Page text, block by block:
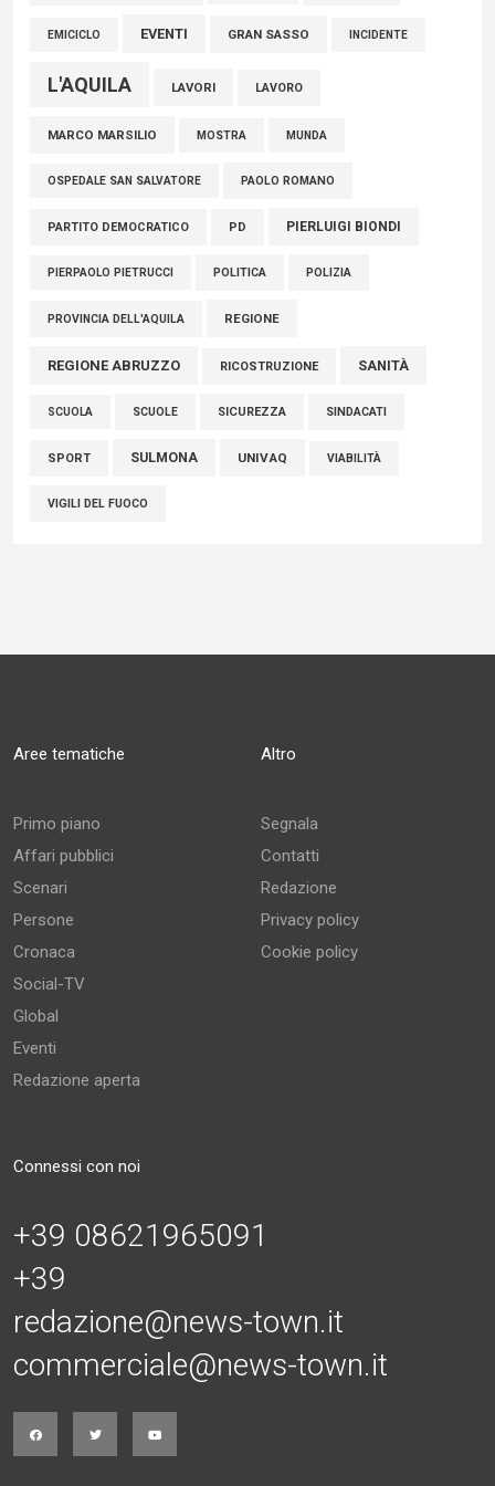
EMICICLO EVENTI GRAN SASSO INCIDENTE
L'AQUILA LAVORI LAVORO
MARCO MARSILIO MOSTRA MUNDA
OSPEDALE SAN SALVATORE PAOLO ROMANO
PARTITO DEMOCRATICO PD PIERLUIGI BIONDI
PIERPAOLO PIETRUCCI POLITICA POLIZIA
PROVINCIA DELL'AQUILA REGIONE
REGIONE ABRUZZO RICOSTRUZIONE SANITÀ
SCUOLA SCUOLE SICUREZZA SINDACATI
SPORT SULMONA UNIVAQ VIABILITÀ
VIGILI DEL FUOCO
Aree tematiche
Primo piano
Affari pubblici
Scenari
Persone
Cronaca
Social-TV
Global
Eventi
Redazione aperta
Altro
Segnala
Contatti
Redazione
Privacy policy
Cookie policy
Connessi con noi
+39 08621965091
+39
redazione@news-town.it
commerciale@news-town.it